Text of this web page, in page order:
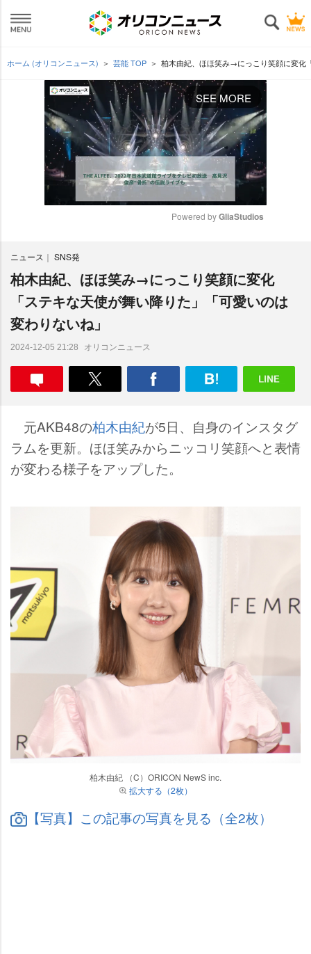
ホーム (オリコンニュース) 芸能 TOP 柏木由紀、ほほ笑み→にっこり笑顔に変化
SEE MORE
t
e
Powered by GliaStudios
ニュース SNS発
柏木由紀、ほほ笑み→にっこり笑顔に変化
「ステキな天使が舞い降りた」「可愛いのは
変わりないね」
2024-12-05 21:28 オリコンニュース
元AKB48の柏木由紀が5日、自身のインスタグ
ラムを更新。ほほ笑みからニッコリ笑顔へと表情
が変わる様子をアップした。
柏木由紀 （C）ORICON NewS inc.
拡大する（2枚）
【写真】この記事の写真を見る（全2枚）